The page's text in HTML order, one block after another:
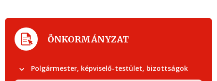
ÖNKORMÁNYZAT
Polgármester, képviselő-testület, bizottságok